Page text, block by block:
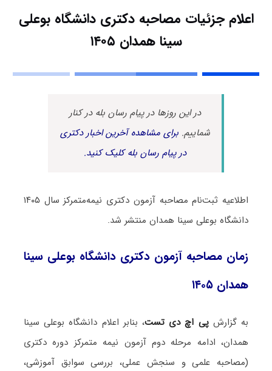
اعلام جزئیات مصاحبه دکتری دانشگاه بوعلی
سینا همدان ۱۴۰۵
در این روزها در پیام رسان بله در کنار
شماییم.برای مشاهده آخرین اخبار دکتری
در پیام رسان بله کلیک کنید.
اطلاعیه ثبت‌نام مصاحبه آزمون دکتری نیمه‌متمرکز سال ۱۴۰۵
دانشگاه بوعلی سینا همدان منتشر شد.
زمان مصاحبه آزمون دکتری دانشگاه بوعلی سینا
همدان ۱۴۰۵
به گزارش پی اچ دی تست، بنابر اعلام دانشگاه بوعلی سینا
همدان، ادامه مرحله دوم آزمون نیمه متمرکز دوره دکتری
(مصاحبه علمی و سنجش عملی، بررسی سوابق آموزشی،